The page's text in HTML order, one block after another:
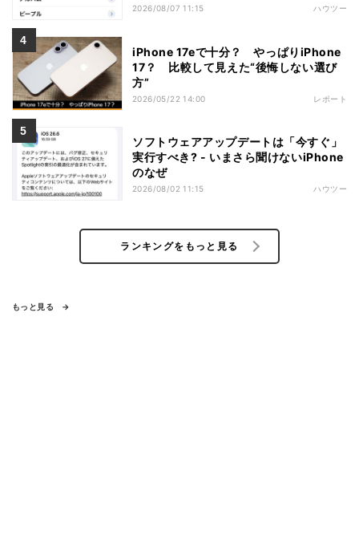
2026/08/07 11:15 ハウツー
iPhone 17eで十分？ やっぱりiPhone
17？ 比較して見えた“後悔しない選び
方”
2026/05/22 14:00 レポート
ソフトウェアアップデートは「今すぐ」
実行すべき? - いまさら聞けないiPhone
のなぜ
2026/08/02 11:15 ハウツー
ランキングをもっと見る
もっと見る